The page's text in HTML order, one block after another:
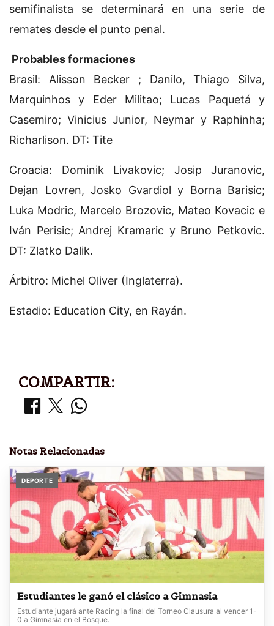
semifinalista se determinará en una serie de
remates desde el punto penal.
Probables formaciones
Brasil: Alisson Becker ; Danilo, Thiago Silva,
Marquinhos y Eder Militao; Lucas Paquetá y
Casemiro; Vinicius Junior, Neymar y Raphinha;
Richarlison. DT: Tite
Croacia: Dominik Livakovic; Josip Juranovic,
Dejan Lovren, Josko Gvardiol y Borna Barisic;
Luka Modric, Marcelo Brozovic, Mateo Kovacic e
Iván Perisic; Andrej Kramaric y Bruno Petkovic.
DT: Zlatko Dalik.
Árbitro: Michel Oliver (Inglaterra).
Estadio: Education City, en Rayán.
COMPARTIR:
Notas Relacionadas
DEPORTE
Estudiantes le ganó el clásico a Gimnasia
Estudiante jugará ante Racing la final del Torneo Clausura al vencer 1-
0 a Gimnasia en el Bosque.